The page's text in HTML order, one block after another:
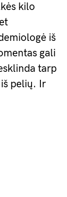
kilo
iš
gali
tarp
pelių. Ir